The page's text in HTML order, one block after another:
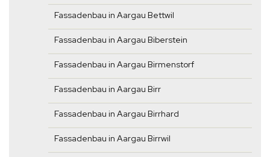
Fassadenbau in Aargau Bettwil
Fassadenbau in Aargau Biberstein
Fassadenbau in Aargau Birmenstorf
Fassadenbau in Aargau Birr
Fassadenbau in Aargau Birrhard
Fassadenbau in Aargau Birrwil